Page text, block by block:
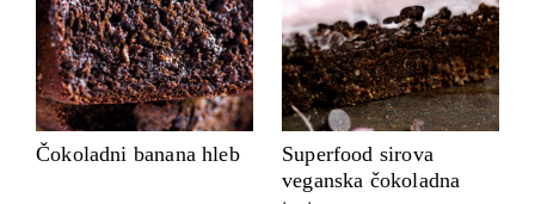
Čokoladni banana hleb
Superfood sirova
veganska čokoladna